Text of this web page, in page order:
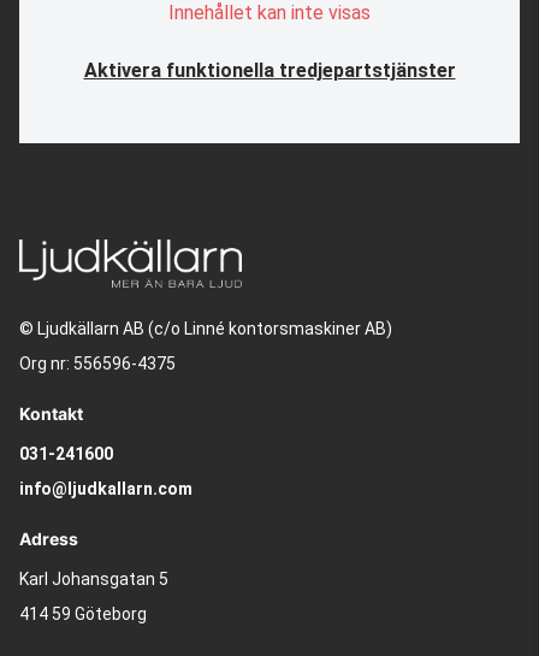
Innehållet kan inte visas
Aktivera funktionella tredjepartstjänster
© Ljudkällarn AB (c/o Linné kontorsmaskiner AB)
Org nr: 556596-4375
Kontakt
031-241600
info@ljudkallarn.com
Adress
Karl Johansgatan 5
414 59 Göteborg